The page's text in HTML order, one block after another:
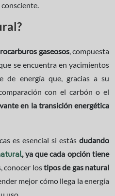
gaseosos, compuesta
se encuentra en yacimientos
de energía que, gracias a su
con el carbón o el
en la transición energética
es esencial si estás dudando
, ya que cada opción tiene
conocer lostipos de gas natural
mejor cómo llega la energía